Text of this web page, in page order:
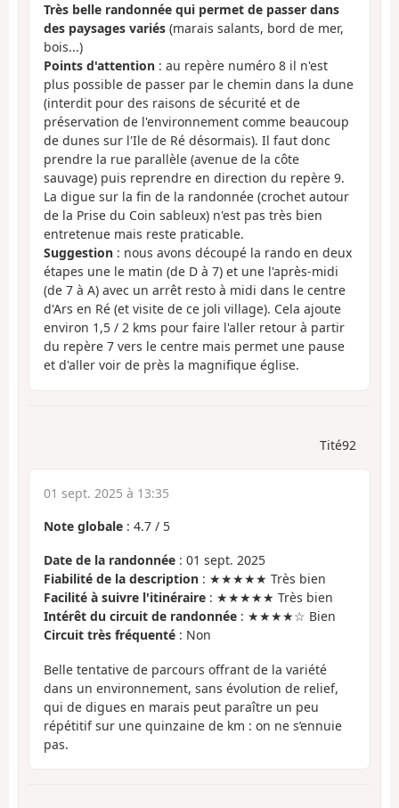
Très belle randonnée qui permet de passer dans
des paysages variés (marais salants, bord de mer,
bois...)
Points d'attention : au repère numéro 8 il n'est
plus possible de passer par le chemin dans la dune
(interdit pour des raisons de sécurité et de
préservation de l'environnement comme beaucoup
de dunes sur l'Ile de Ré désormais). Il faut donc
prendre la rue parallèle (avenue de la côte
sauvage) puis reprendre en direction du repère 9.
La digue sur la fin de la randonnée (crochet autour
de la Prise du Coin sableux) n'est pas très bien
entretenue mais reste praticable.
Suggestion : nous avons découpé la rando en deux
étapes une le matin (de D à 7) et une l'après-midi
(de 7 à A) avec un arrêt resto à midi dans le centre
d'Ars en Ré (et visite de ce joli village). Cela ajoute
environ 1,5 / 2 kms pour faire l'aller retour à partir
du repère 7 vers le centre mais permet une pause
et d'aller voir de près la magnifique église.
Tité92
01 sept. 2025 à 13:35
Note globale : 4.7 / 5
Date de la randonnée : 01 sept. 2025
Fiabilité de la description : ★★★★★ Très bien
Facilité à suivre l'itinéraire : ★★★★★ Très bien
Intérêt du circuit de randonnée : ★★★★☆ Bien
Circuit très fréquenté : Non
Belle tentative de parcours offrant de la variété
dans un environnement, sans évolution de relief,
qui de digues en marais peut paraître un peu
répétitif sur une quinzaine de km : on ne s’ennuie
pas.